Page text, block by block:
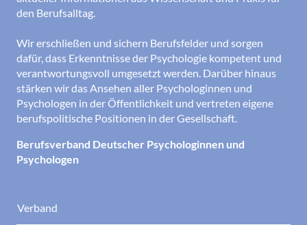
den Berufsalltag.
Wir erschließen und sichern Berufsfelder und sorgen
dafür, dass Erkenntnisse der Psychologie kompetent und
verantwortungsvoll umgesetzt werden. Darüber hinaus
stärken wir das Ansehen aller Psychologinnen und
Psychologen in der Öffentlichkeit und vertreten eigene
berufspolitische Positionen in der Gesellschaft.
Berufsverband Deutscher Psychologinnen und
Psychologen
Verband